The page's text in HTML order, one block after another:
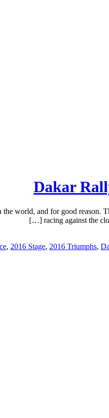
the world, and for good
racing against the
, 2016 Stage, 2016 Triumphs,